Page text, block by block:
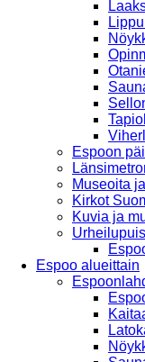
Espoon
Museoita
Kirkot
Kuvia ja
Espoo alueittain